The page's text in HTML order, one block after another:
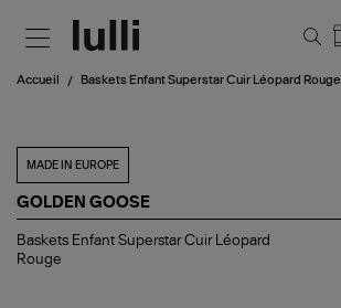
Accueil Baskets Enfant Superstar Cuir Léopard Rouge
MADE IN EUROPE
GOLDEN GOOSE
Baskets
Enfant
Superstar
Baskets Enfant Superstar Cuir Léopard
Rouge